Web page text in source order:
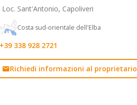
Loc. Sant'Antonio, Capoliveri
Costa sud-orientale dell'Elba
+39 338 928 2721
Richiedi informazioni al proprietario